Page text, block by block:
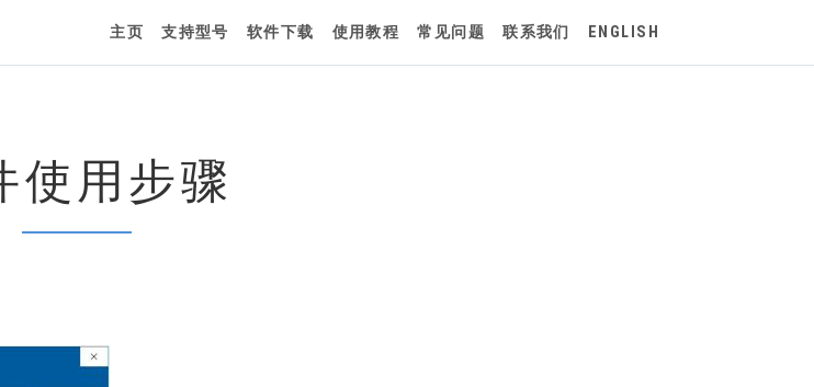
主页 支持型号 软件下载 使用教程 常见问题 联系我们 ENGLISH
使用步骤